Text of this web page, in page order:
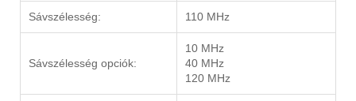
Sávszélesség: 110 MHz
Sávszélesség opciók:
10 MHz
40 MHz
120 MHz